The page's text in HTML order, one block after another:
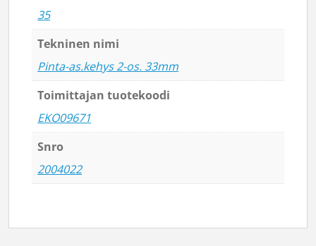
35
Tekninen nimi
Pinta-as.kehys 2-os. 33mm
Toimittajan tuotekoodi
EKO09671
Snro
2004022